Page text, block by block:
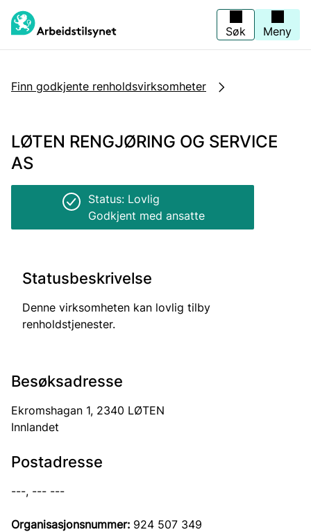
main
content
Søk Meny
Finn godkjente renholdsvirksomheter
LØTEN RENGJØRING OG SERVICE
AS
Status: Lovlig
Godkjent med ansatte
Statusbeskrivelse
Denne virksomheten kan lovlig tilby
renholdstjenester.
Besøksadresse
Ekromshagan 1, 2340 LØTEN
Innlandet
Postadresse
---, --- ---
Organisasjonsnummer: 924 507 349